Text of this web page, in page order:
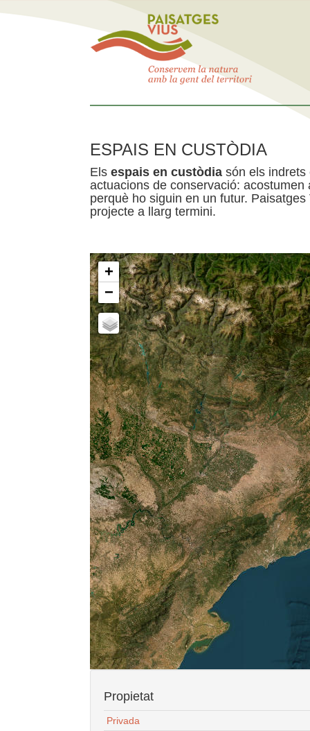
ESPAIS EN CUSTÒDIA
Els espais en custòdia són els indrets
actuacions de conservació:
perquè ho siguin en un futur.
projecte a llarg termini.
+
−
Propietat
Privada